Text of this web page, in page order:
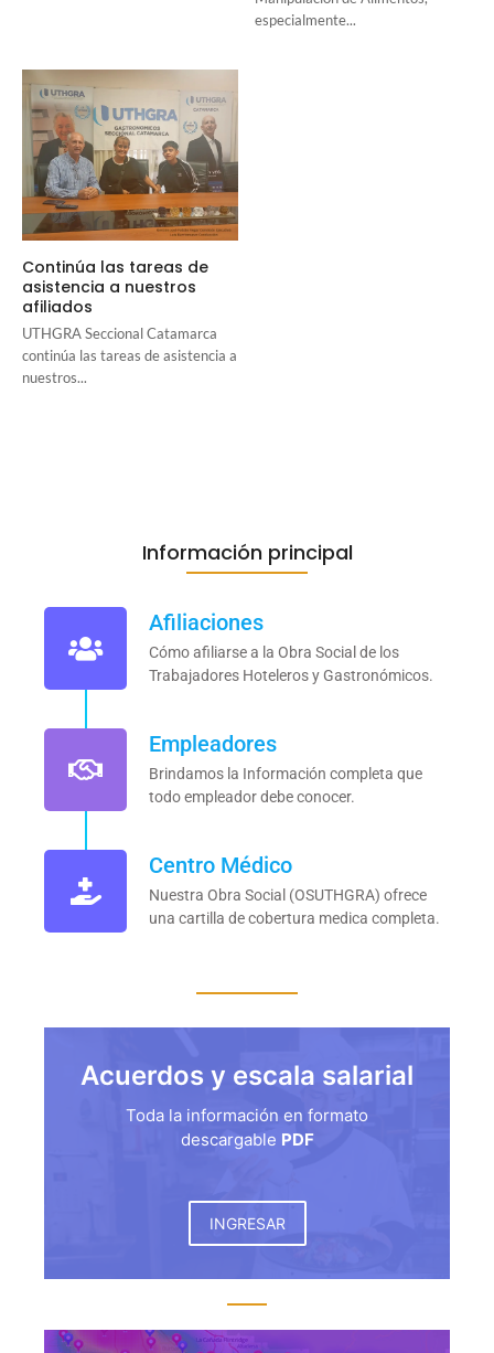
especialmente...
Continúa las tareas de
asistencia a nuestros
afiliados
UTHGRA Seccional Catamarca
continúa las tareas de asistencia a
nuestros...
Información principal
Afiliaciones
Cómo afiliarse a la Obra Social de los
Trabajadores Hoteleros y Gastronómicos.
Empleadores
Brindamos la Información completa que
todo empleador debe conocer.
Centro Médico
Nuestra Obra Social (OSUTHGRA) ofrece
una cartilla de cobertura medica completa.
Acuerdos y escala salarial
Toda la información en formato
descargable PDF
INGRESAR